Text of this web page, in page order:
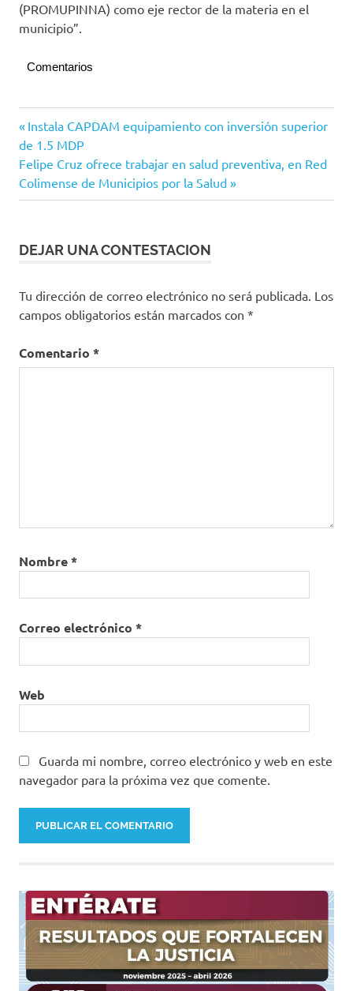
(PROMUPINNA) como eje rector de la materia en el
municipio”.
Comentarios
Navegación
de
entradas
Entrada
anterior:
Instala CAPDAM equipamiento con inversión superior
de 1.5 MDP
Siguiente
entrada:
Felipe Cruz ofrece trabajar en salud preventiva, en Red
Colimense de Municipios por la Salud
DEJAR UNA CONTESTACION
Tu dirección de correo electrónico no será publicada. Los
campos obligatorios están marcados con *
Comentario *
Nombre*
Correo electrónico *
Web
Guarda mi nombre, correo electrónico y web en este
navegador para la próxima vez que comente.